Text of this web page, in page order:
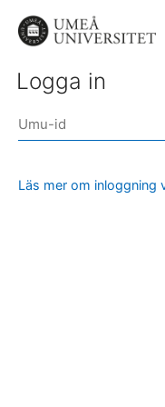
Logga in
Läs mer om inloggning